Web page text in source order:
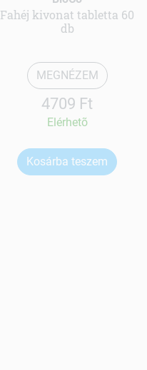
Fahéj kivonat tabletta 60
db
MEGNÉZEM
4709 Ft
Elérhetõ
Kosárba teszem